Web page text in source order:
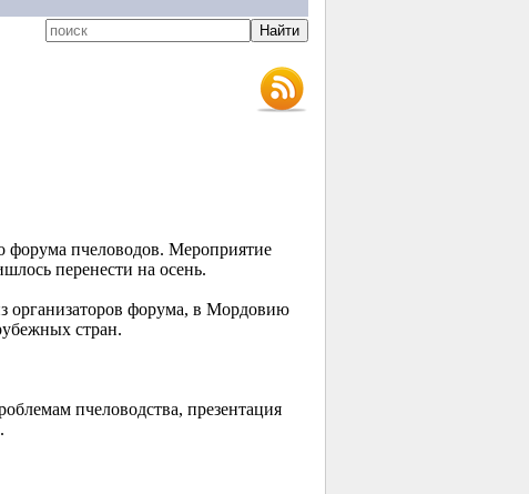
форума пчеловодов. Мероприятие
перенести на осень.
организаторов форума, в Мордовию
стран.
пчеловодства, презентация